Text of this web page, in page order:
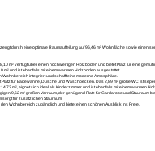
durch eine optimale Raumaufteilung auf 96,46 m² Wohnfläche sowie einen
m² verfügt über einen hochwertigen Holzboden und bietet Platz für eine
m² und ist ebenfalls mit einem warmen Holzboden ausgestattet.
Wohnbereich integriert und schafft eine moderne Atmosphäre.
Platz für Badewanne, Dusche und Waschbecken. Das 2,89 m² große WC ist
m², eignet sich ideal als Kinderzimmer und ist ebenfalls mit einem warmen
9,62 m² großen Vorraum, der genügend Platz für Gardarobe und Stauraum
sorgt für zusätzlichen Stauraum.
den Wohnbereich zugänglich und bietet einen schönen Ausblick ins Freie.